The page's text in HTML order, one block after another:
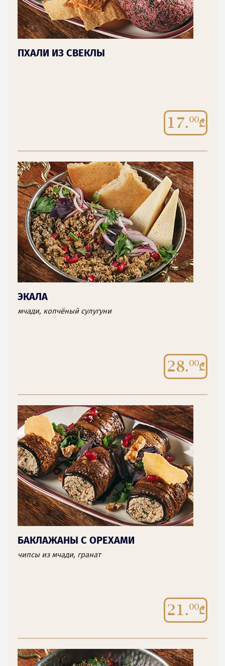
ПХАЛИ ИЗ СВЕКЛЫ
17.00
ЭКАЛА
мчади, копчёный сулугуни
28.00
БАКЛАЖАНЫ С ОРЕХАМИ
чипсы из мчади, гранат
21.00